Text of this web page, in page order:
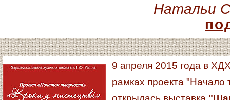
Натальи
9 апреля 2015 года в
рамках проекта "Начало